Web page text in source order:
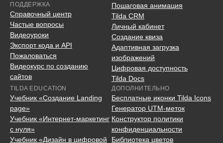
ПОДДЕРЖКА
Справочный центр
Частые вопросы
Видеоуроки
Экспорт кода и API
Пожаловаться
Видеокурс по созданию
сайтов
Пошаговая анимация
Tilda CRM
Личный кабинет
Создание квиза
Адаптивная загрузка
изображений
Цифровая доступность
Tilda Docs
TILDA EDUCATION
Учебник «Создание Landing
page»
Учебник «Интернет-маркетинг
с нуля»
Учебник «Дизайн в цифровой
ДОПОЛНИТЕЛЬНО
Бесплатные иконки Tilda Icons
Генератор UTM-меток
Конструктор политики
конфиденциальности
Библиотека цветов